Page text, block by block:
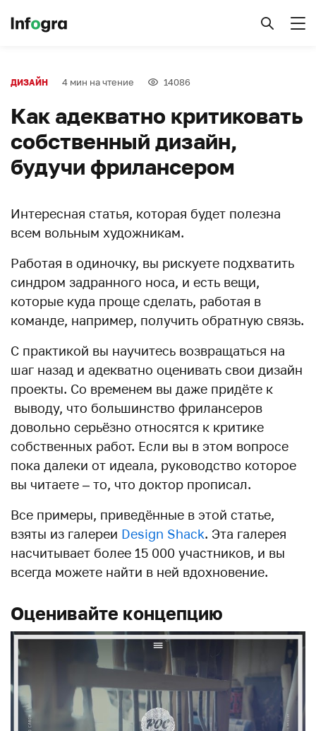
ДИЗАЙН 4 мин на чтение 14086
Как адекватно критиковать
собственный дизайн,
будучи фрилансером
Интересная статья, которая будет полезна
всем вольным художникам.
Работая в одиночку, вы рискуете подхватить
синдром задранного носа, и есть вещи,
которые куда проще сделать, работая в
команде, например, получить обратную связь.
С практикой вы научитесь возвращаться на
шаг назад и адекватно оценивать свои дизайн
проекты. Со временем вы даже придёте к
выводу, что большинство фрилансеров
довольно серьёзно относятся к критике
собственных работ. Если вы в этом вопросе
пока далеки от идеала, руководство которое
вы читаете – то, что доктор прописал.
Все примеры, приведённые в этой статье,
взяты из галереи Design Shack. Эта галерея
насчитывает более 15 000 участников, и вы
всегда можете найти в ней вдохновение.
Оценивайте концепцию